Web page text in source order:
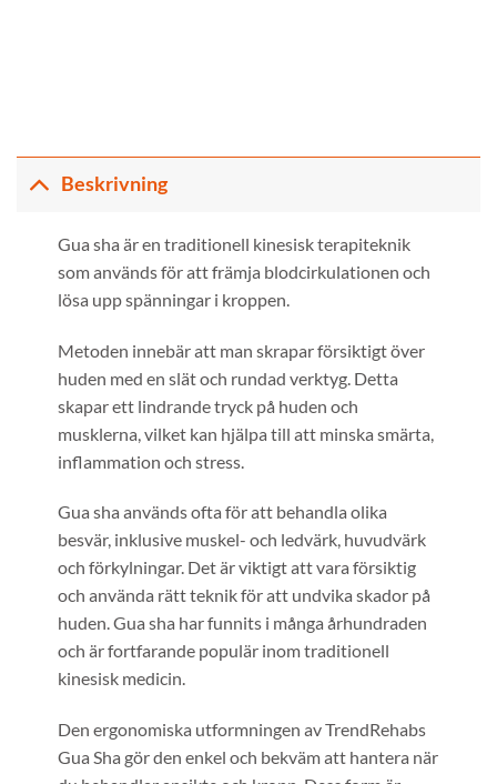
Beskrivning
Gua sha är en traditionell kinesisk terapiteknik
som används för att främja blodcirkulationen och
lösa upp spänningar i kroppen.
Metoden innebär att man skrapar försiktigt över
huden med en slät och rundad verktyg. Detta
skapar ett lindrande tryck på huden och
musklerna, vilket kan hjälpa till att minska smärta,
inflammation och stress.
Gua sha används ofta för att behandla olika
besvär, inklusive muskel- och ledvärk, huvudvärk
och förkylningar. Det är viktigt att vara försiktig
och använda rätt teknik för att undvika skador på
huden. Gua sha har funnits i många århundraden
och är fortfarande populär inom traditionell
kinesisk medicin.
Den ergonomiska utformningen av TrendRehabs
Gua Sha gör den enkel och bekväm att hantera när